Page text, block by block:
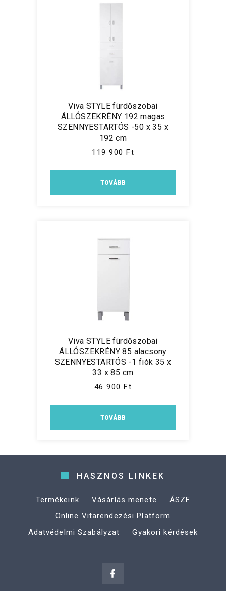
Viva STYLE fürdőszobai
ÁLLÓSZEKRÉNY 192 magas
SZENNYESTARTÓS -50 x 35 x
192 cm
119 900 Ft
TOVÁBB
Viva STYLE fürdőszobai
ÁLLÓSZEKRÉNY 85 alacsony
SZENNYESTARTÓS -1 fiók 35 x
33 x 85 cm
46 900 Ft
TOVÁBB
HASZNOS LINKEK
Termékeink Vásárlás menete
ÁSZF
Online Vitarendezési Platform
Adatvédelmi Szabályzat
Gyakori kérdések